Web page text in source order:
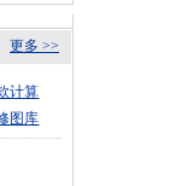
更多 >>
计算
图库